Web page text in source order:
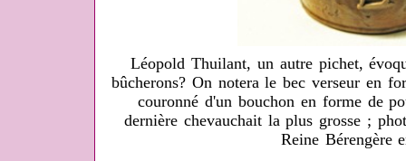
Léopold Thuilant, un autre pichet,
bûcherons? On notera le bec verseur en
couronné d'un bouchon en forme de
dernière chevauchait la plus grosse ;
Reine Bérengère